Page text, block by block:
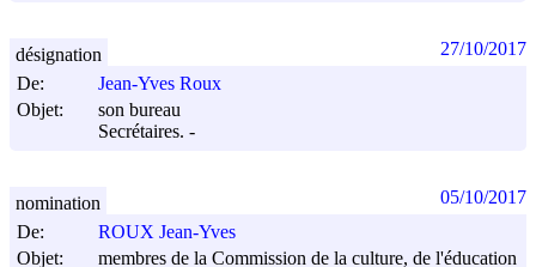
De:
Jean-Yves Roux
Objet:
son bureau
Secrétaires. -
désignation 27/10/2017
De:
ROUX Jean-Yves
Objet:
membres de la Commission de la culture, de l'éducation
nomination 05/10/2017